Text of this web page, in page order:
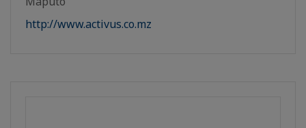
http://www.activus.co.mz